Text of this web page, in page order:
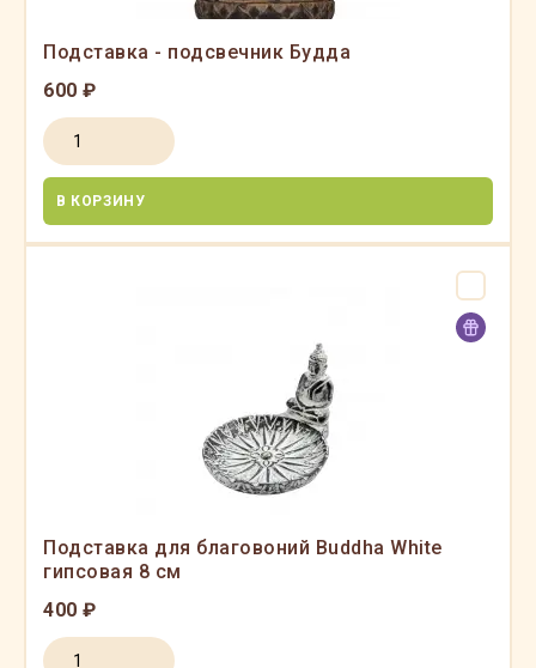
Подставка - подсвечник Будда
600 ₽
В КОРЗИНУ
Подставка для благовоний Buddha White
гипсовая 8 см
400 ₽